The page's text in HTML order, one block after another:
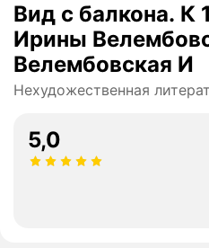
Вид с балкона. К
Ирины
Велембовская И
Нехудожественная
5,0